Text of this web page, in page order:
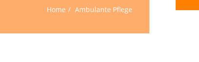
Home Ambulante Pflege